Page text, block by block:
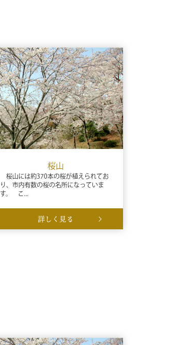
桜山
桜山には約370本の桜が植えられてお
り、市内有数の桜の名所になっていま
す。 こ...
詳しく見る